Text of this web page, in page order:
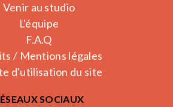
Venir au studio
L'équipe
F.A.Q
/ Mentions légales
d'utilisation du site
SOCIAUX